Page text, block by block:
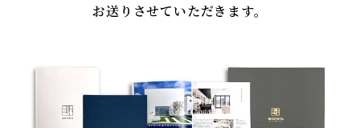
お送りさせていただきます。